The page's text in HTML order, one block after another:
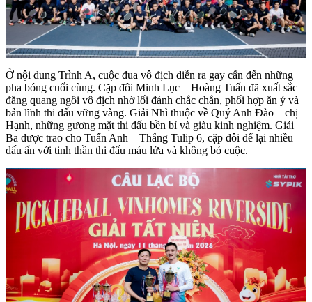
Ở nội dung Trình A, cuộc đua vô địch diễn ra gay cấn đến những
pha bóng cuối cùng. Cặp đôi Minh Lục – Hoàng Tuấn đã xuất sắc
đăng quang ngôi vô địch nhờ lối đánh chắc chắn, phối hợp ăn ý và
bản lĩnh thi đấu vững vàng. Giải Nhì thuộc về Quý Anh Đào – chị
Hạnh, những gương mặt thi đấu bền bỉ và giàu kinh nghiệm. Giải
Ba được trao cho Tuấn Anh – Thắng Tulip 6, cặp đôi để lại nhiều
dấu ấn với tinh thần thi đấu máu lửa và không bỏ cuộc.